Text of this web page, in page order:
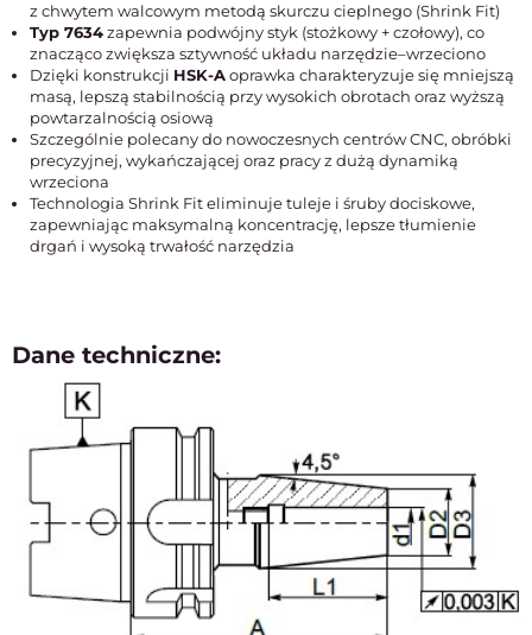
z chwytem walcowym metodą skurczu cieplnego (Shrink Fit)
Typ 7634zapewnia podwójny styk (stożkowy + czołowy), co
znacząco zwiększa sztywność układu narzędzie–wrzeciono
Dzięki konstrukcji HSK-Aoprawka charakteryzuje się mniejszą
masą, lepszą stabilnością przy wysokich obrotach oraz wyższą
powtarzalnością osiową
Szczególnie polecany do nowoczesnych centrów CNC, obróbki
precyzyjnej, wykańczającej oraz pracy z dużą dynamiką
wrzeciona
Technologia Shrink Fit eliminuje tuleje i śruby dociskowe,
zapewniając maksymalną koncentrację, lepsze tłumienie
drgań i wysoką trwałość narzędzia
Dane techniczne: